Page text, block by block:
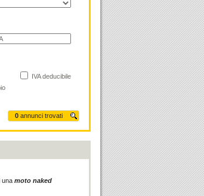
IVA deducibile
0 annunci trovati
una moto naked